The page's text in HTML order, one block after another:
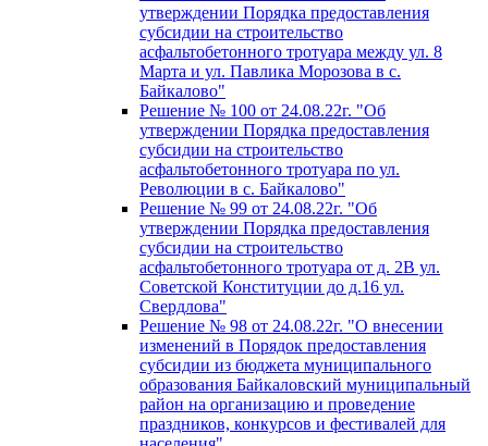
утверждении Порядка предоставления
субсидии на строительство
асфальтобетонного тротуара между ул. 8
Марта и ул. Павлика Морозова в с.
Байкалово"
Решение № 100 от 24.08.22г. "Об
утверждении Порядка предоставления
субсидии на строительство
асфальтобетонного тротуара по ул.
Революции в с. Байкалово"
Решение № 99 от 24.08.22г. "Об
утверждении Порядка предоставления
субсидии на строительство
асфальтобетонного тротуара от д. 2В ул.
Советской Конституции до д.16 ул.
Свердлова"
Решение № 98 от 24.08.22г. "О внесении
изменений в Порядок предоставления
субсидии из бюджета муниципального
образования Байкаловский муниципальный
район на организацию и проведение
праздников, конкурсов и фестивалей для